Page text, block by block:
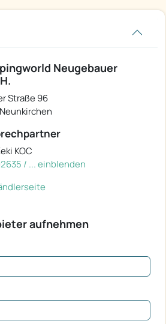
Neugebauer
Straße 96
KOC
/ ... einblenden
aufnehmen